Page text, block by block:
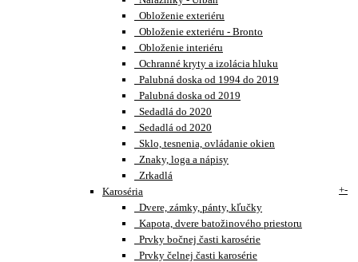
Obloženie exteriéru
Obloženie exteriéru - Bronto
Obloženie interiéru
Ochranné kryty a izolácia hluku
Palubná doska od 1994 do 2019
Palubná doska od 2019
Sedadlá do 2020
Sedadlá od 2020
Sklo, tesnenia, ovládanie okien
Znaky, loga a nápisy
Zrkadlá
Karoséria
+-
Dvere, zámky, pánty, kľučky
Kapota, dvere batožinového priestoru
Prvky bočnej časti karosérie
Prvky čelnej časti karosérie